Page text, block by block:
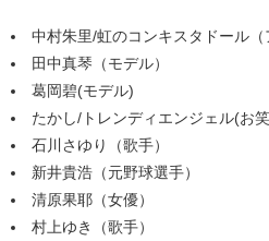
中村朱里/虹のコンキスタドール（
田中真琴（モデル）
葛岡碧(モデル)
たかし/トレンディエンジェル(お笑
石川さゆり（歌手）
新井貴浩（元野球選手）
清原果耶（女優）
村上ゆき（歌手）